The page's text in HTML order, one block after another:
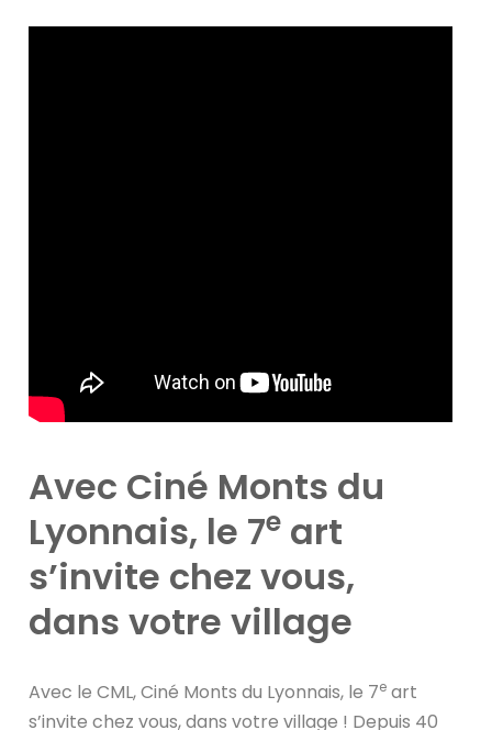
Avec Ciné Monts du
Lyonnais, le 7e art
s’invite chez vous,
dans votre village
Avec le CML, Ciné Monts du Lyonnais, le 7e art
s’invite chez vous, dans votre village ! Depuis 40